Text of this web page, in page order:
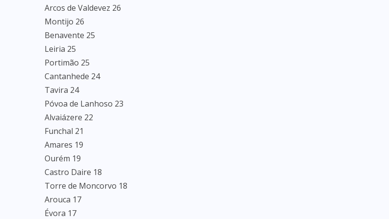
Arcos de Valdevez 26
Montijo 26
Benavente 25
Leiria 25
Portimão 25
Cantanhede 24
Tavira 24
Póvoa de Lanhoso 23
Alvaiázere 22
Funchal 21
Amares 19
Ourém 19
Castro Daire 18
Torre de Moncorvo 18
Arouca 17
Évora 17